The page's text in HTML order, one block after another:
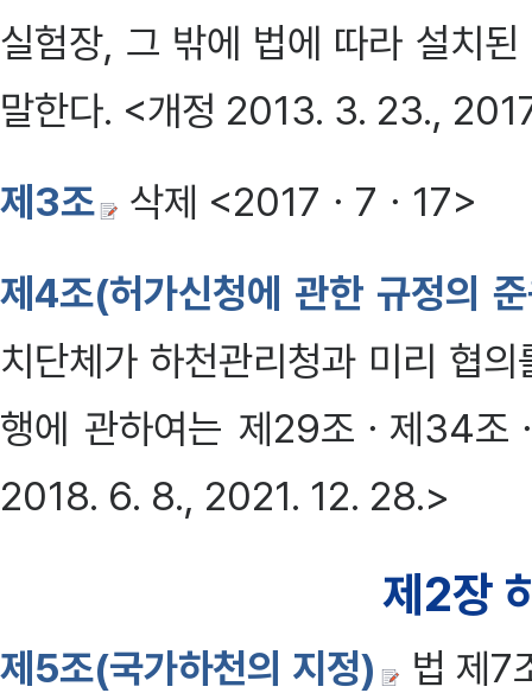
실험장, 그 밖에 법에 따라 설치
말한다. <개정 2013. 3. 23.,
제3조
삭제 <2017ㆍ7ㆍ17>
제4조(허가신청에 관한 규정의
치단체가 하천관리청과 미리 협
행에 관하여는 제29조ㆍ제34
2018. 6. 8., 2021. 12. 28.>
제2장
제5조(국가하천의 지정)
법 제7